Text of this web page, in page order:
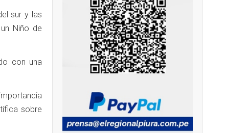
sur y las
Niño de
con una
sobre